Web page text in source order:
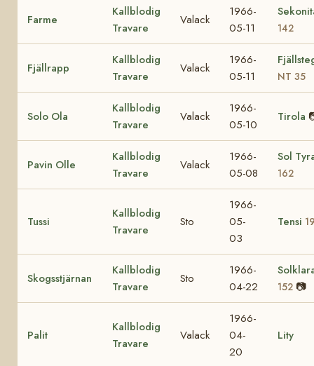
Farme
Kallblodig
Travare
Valack
1966-
05-11
142
Fjällrapp
Kallblodig
Travare
Valack
1966-
05-11
NT 35
Solo Ola
Kallblodig
Travare
Valack
1966-
05-10
Tirola
Pavin Olle
Kallblodig
Travare
Valack
1966-
05-08
Sol
162
Tussi
Kallblodig
Travare
Sto
1966-
05-
03
Tensi
Skogsstjärnan
Kallblodig
Travare
Sto
1966-
04-22
152 📷
Palit
Kallblodig
Travare
Valack
1966-
04-
20
Lity